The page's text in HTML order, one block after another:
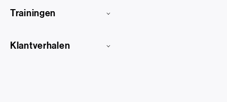
Trainingen
Klantverhalen